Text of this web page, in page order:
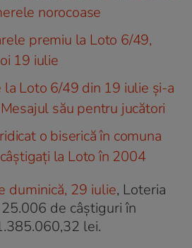
norocoase
premiu la Loto 6/49,
19 iulie
Loto 6/49 din 19 iulie și-a
său pentru jucători
o biserică în comuna
la Loto în 2004
duminică, 29 iulie, Loteria
de câștiguri în
lei.